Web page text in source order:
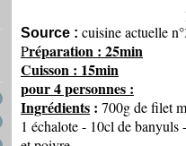
Source : cuisine actuelle
Préparation : 25min
Cuisson : 15min
pour 4 personnes :
Ingrédients : 700g de filet
1 échalote - 10cl de